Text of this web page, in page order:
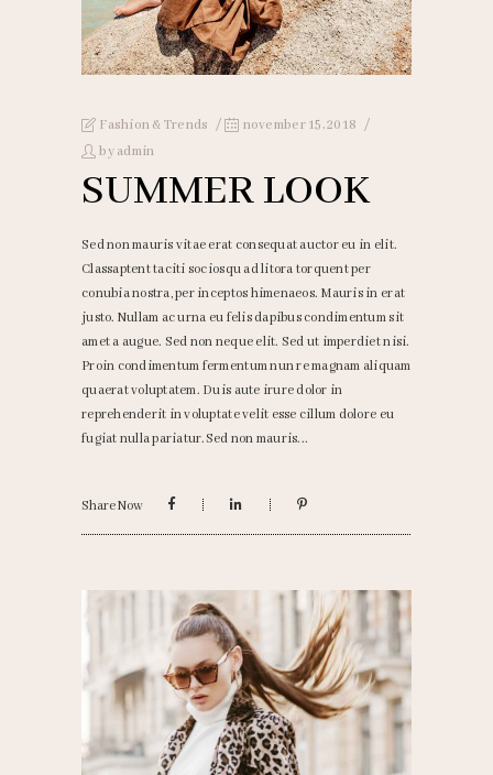
Fashion & Trends
november 15, 2018
by admin
SUMMER LOOK
Sed non mauris vitae erat consequat auctor eu in elit.
Classaptent taciti sociosqu ad litora torquent per
conubia nostra, per inceptos himenaeos. Mauris in erat
justo. Nullam ac urna eu felis dapibus condimentum sit
amet a augue. Sed non neque elit. Sed ut imperdiet nisi.
Proin condimentum fermentum nun re magnam aliquam
quaerat voluptatem. Duis aute irure dolor in
reprehenderit in voluptate velit esse cillum dolore eu
fugiat nulla pariatur.Sed non mauris
Share Now